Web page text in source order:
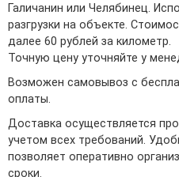
Галичанин или Челябинец.
разгрузки на объекте.
далее 60 рублей за километр.
Точную цену уточняйте у
Возможен самовывоз с
оплаты.
Доставка осуществляется
учетом всех требований.
позволяет оперативно
сроки.